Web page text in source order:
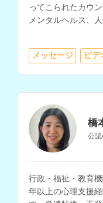
ってこられたカウ
メンタルヘルス、
祉サービスの相談
メッセージ ビデ
橋
公
行政・福祉・教育
年以上の心理支援